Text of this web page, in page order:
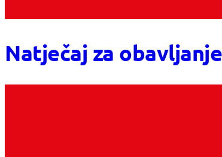
Natječaj za